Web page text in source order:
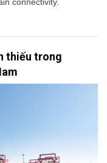
connectivity.
thiếu trong